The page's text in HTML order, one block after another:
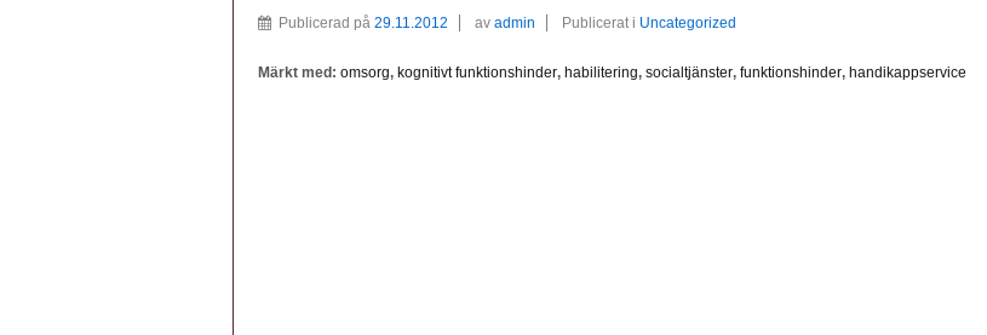
Publicerad på 29.11.2012 av admin Publicerat i Uncategorized
Märkt med: omsorg, kognitivt funktionshinder, habilitering, socialtjänster, funktionshinder, handikappservice